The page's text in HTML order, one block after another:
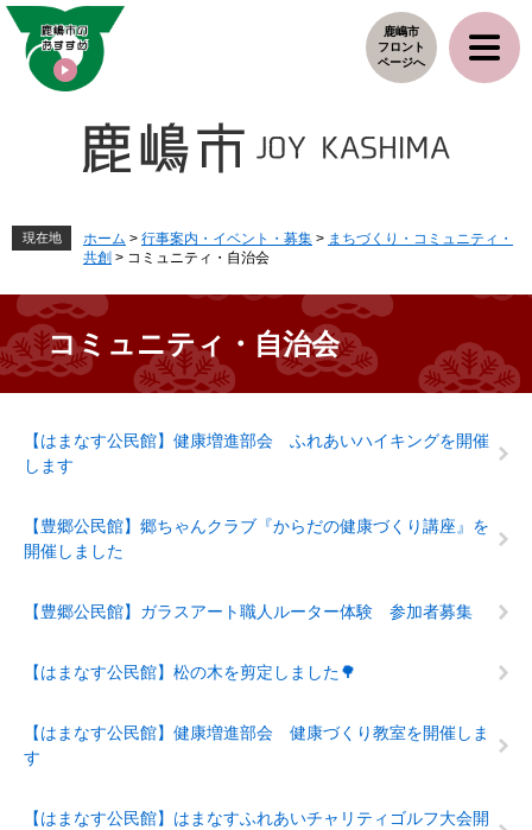
ペ
メ
鹿嶋市
フロント
ページへ
現在地 ホーム > 行事案内・イベント・募集 > まちづくり・コミュニティ・
共創 > コミュニティ・自治会
コミュニティ・自治会
【はまなす公民館】健康増進部会 ふれあいハイキングを開催
します
【豊郷公民館】郷ちゃんクラブ『からだの健康づくり講座』を
開催しました
【豊郷公民館】ガラスアート職人ルーター体験 参加者募集
【はまなす公民館】松の木を剪定しました🌳
【はまなす公民館】健康増進部会 健康づくり教室を開催しま
す
【はまなす公民館】はまなすふれあいチャリティゴルフ大会開